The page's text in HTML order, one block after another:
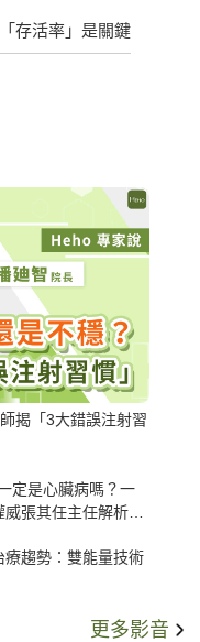
存活率」是關鍵
揭「3大錯誤注射習
定是心臟病嗎？一
張其任主任解析支
趨勢：雙能量技術
更多影音